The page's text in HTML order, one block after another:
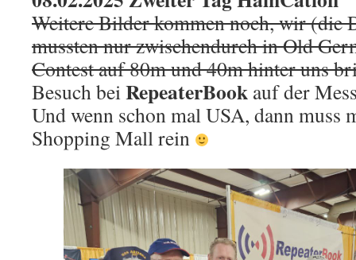
Weitere Bilder kommen noch, wir (die
mussten nur zwischendurch in Old
Contest auf 80m und 40m hinter uns
Besuch bei RepeaterBook auf der
Und wenn schon mal USA, dann muss
Shopping Mall rein